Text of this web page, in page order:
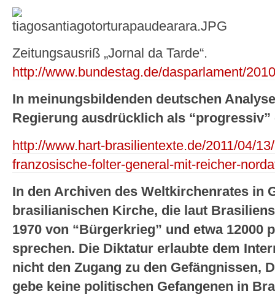
Zeitungsausriß „Jornal da Tarde“.
http://www.bundestag.de/dasparlament/
In meinungsbildenden deutschen
Regierung ausdrücklich als “progressiv”
http://www.hart-brasilientexte.de/2011/04/
franzosische-folter-general-mit-reicher-
In den Archiven des Weltkirchenrates in
brasilianischen Kirche, die laut
1970 von “Bürgerkrieg” und etwa 12000
sprechen. Die Diktatur erlaubte dem
nicht den Zugang zu den Gefängnissen,
gebe keine politischen Gefangenen in